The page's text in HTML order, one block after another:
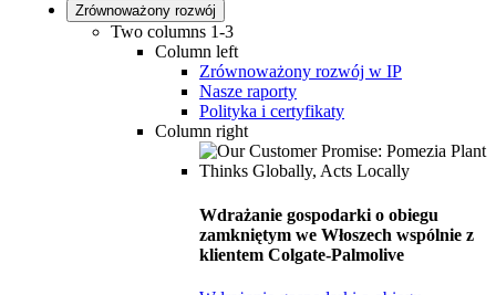
Zrównoważony rozwój
Two columns 1-3
Column left
Zrównoważony rozwój w IP
Nasze raporty
Polityka i certyfikaty
Column right
Wdrażanie gospodarki o obiegu
zamkniętym we Włoszech wspólnie z
klientem Colgate-Palmolive